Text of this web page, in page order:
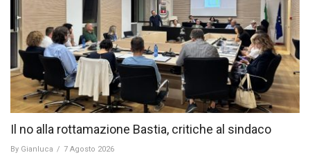
Il no alla rottamazione Bastia, critiche al sindaco
By Gianluca / 7 Agosto 2026